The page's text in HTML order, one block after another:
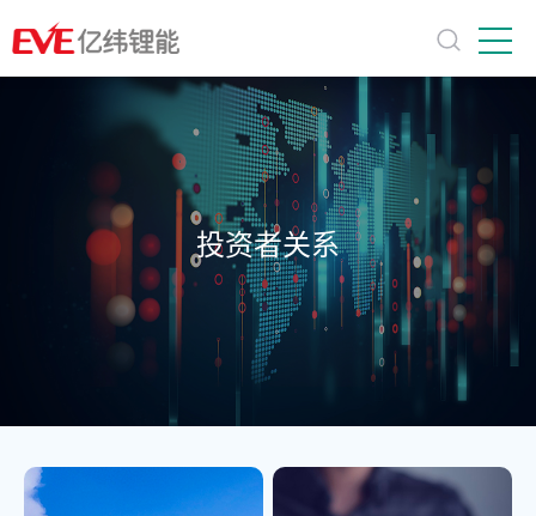
投资者关系